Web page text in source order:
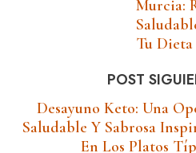
Murcia:
Tu
POST
Desayuno Keto: Una
Saludable Y Sabrosa
En Los Platos